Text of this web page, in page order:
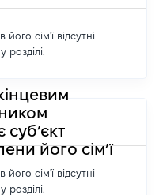
сім'ї відсутні
розділі.
його сім’ї
сім'ї відсутні
розділі.